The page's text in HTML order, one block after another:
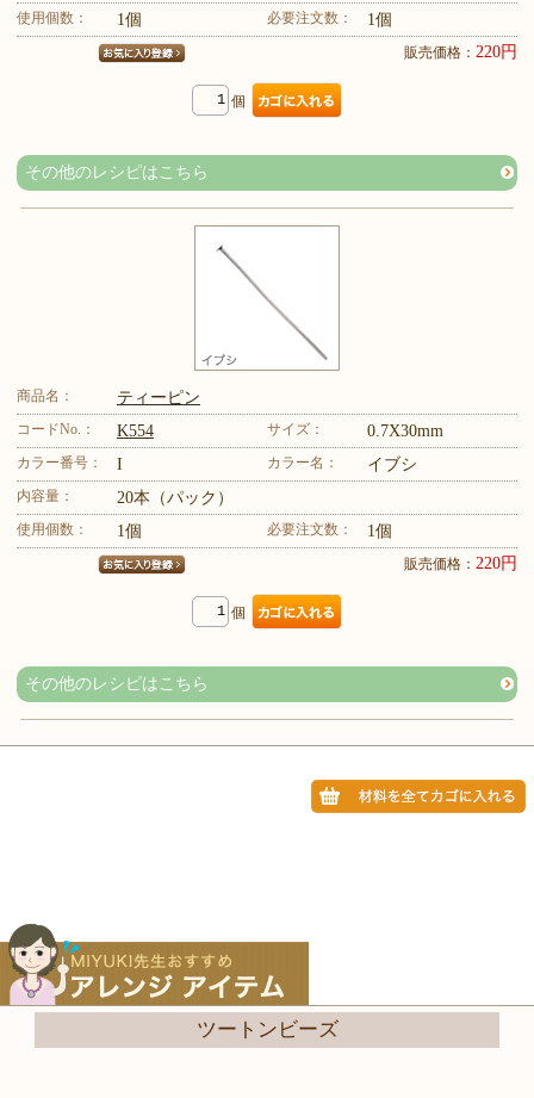
使用個数： 1個 必要注文数： 1個
販売価格： 220円
個
その他のレシピはこちら
商品名： ティーピン
コードNo.： K554 サイズ： 0.7X30mm
カラー番号： I カラー名： イブシ
内容量： 20本（パック）
使用個数： 1個 必要注文数： 1個
販売価格： 220円
個
その他のレシピはこちら
ツートンビーズ